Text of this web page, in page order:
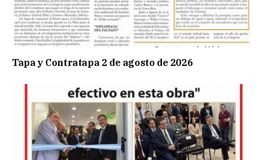
Tapa y Contratapa 2 de agosto de 2026